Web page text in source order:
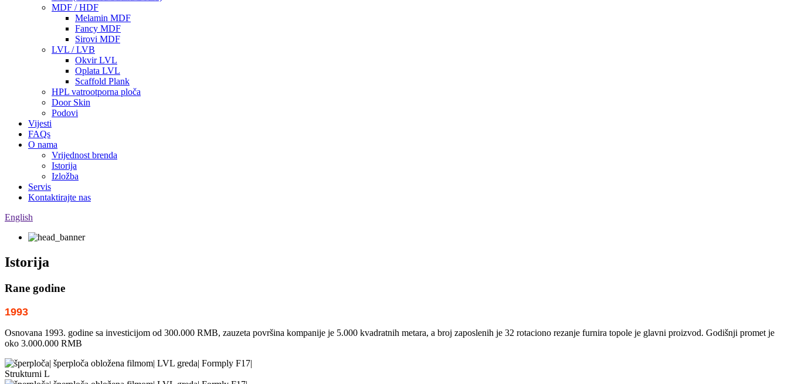
MDF / HDF
Melamin MDF
Fancy MDF
Sirovi MDF
LVL / LVB
Okvir LVL
Oplata LVL
Scaffold Plank
HPL vatrootporna ploča
Door Skin
Podovi
Vijesti
FAQs
O nama
Vrijednost brenda
Istorija
Izložba
Servis
Kontaktirajte nas
English
Istorija
Rane godine
1993
Osnovana 1993. godine sa investicijom od 300.000 RMB, zauzeta površina kompanije je 5.000 kvadratnih metara, a broj zaposlenih je 32 rotaciono rezanje furnira topole je glavni proizvod. Godišnji promet je
oko 3.000.000 RMB